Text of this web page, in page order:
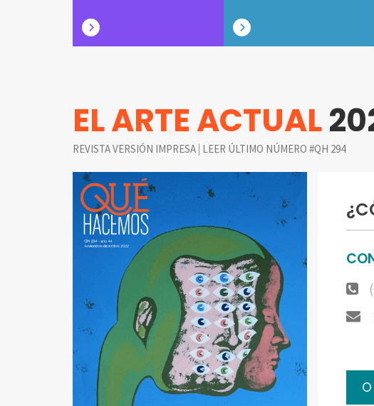
EL ARTE ACTUAL
REVISTA VERSIÓN IMPRESA | LEER ÚLTIMO NÚMERO #QH 294